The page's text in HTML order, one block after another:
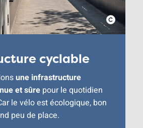
cyclable
une infrastructure
et sûre pour le quotidien
le vélo est écologique, bon
peu de place.